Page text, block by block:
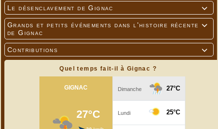

Le désenclavement de Gignac

Grands et petits événements dans l'histoire récente
de Gignac

Contributions
Quel temps fait-il à Gignac ?
Jacqueline
---